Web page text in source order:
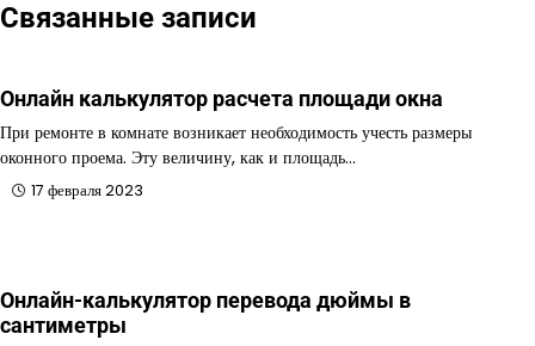
Связанные записи
Онлайн калькулятор расчета площади окна
При ремонте в комнате возникает необходимость учесть размеры
оконного проема. Эту величину, как и площадь…
17 февраля 2023
Онлайн-калькулятор перевода дюймы в
сантиметры